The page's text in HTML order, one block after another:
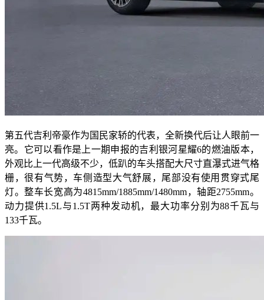
第五代吉利帝豪作为国民家轿的代表，全新换代后让人眼前一
亮。它可以看作是上一期申报的吉利银河星耀6的燃油版本，
外观比上一代高级不少，低趴的车头搭配大尺寸直瀑式进气格
栅，很有气势，车侧造型大气舒展，尾部没有使用贯穿式尾
灯。整车长宽高为4815mm/1885mm/1480mm，轴距2755mm。
动力提供1.5L与1.5T两种发动机，最大功率分别为88千瓦与
133千瓦。